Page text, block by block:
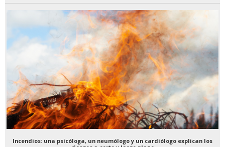
Incendios: una psicóloga, un neumólogo y un cardiólogo explican los